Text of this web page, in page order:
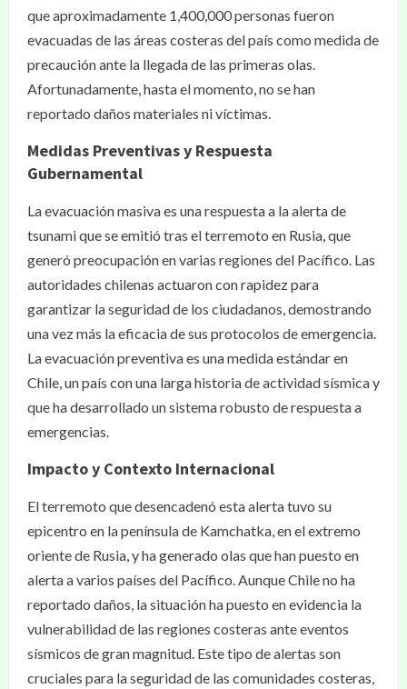
que aproximadamente 1,400,000 personas fueron
evacuadas de las áreas costeras del país como medida de
precaución ante la llegada de las primeras olas.
Afortunadamente, hasta el momento, no se han
reportado daños materiales ni víctimas.
Medidas Preventivas y Respuesta
Gubernamental
La evacuación masiva es una respuesta a la alerta de
tsunami que se emitió tras el terremoto en Rusia, que
generó preocupación en varias regiones del Pacífico. Las
autoridades chilenas actuaron con rapidez para
garantizar la seguridad de los ciudadanos, demostrando
una vez más la eficacia de sus protocolos de emergencia.
La evacuación preventiva es una medida estándar en
Chile, un país con una larga historia de actividad sísmica y
que ha desarrollado un sistema robusto de respuesta a
emergencias.
Impacto y Contexto Internacional
El terremoto que desencadenó esta alerta tuvo su
epicentro en la península de Kamchatka, en el extremo
oriente de Rusia, y ha generado olas que han puesto en
alerta a varios países del Pacífico. Aunque Chile no ha
reportado daños, la situación ha puesto en evidencia la
vulnerabilidad de las regiones costeras ante eventos
sísmicos de gran magnitud. Este tipo de alertas son
cruciales para la seguridad de las comunidades costeras,